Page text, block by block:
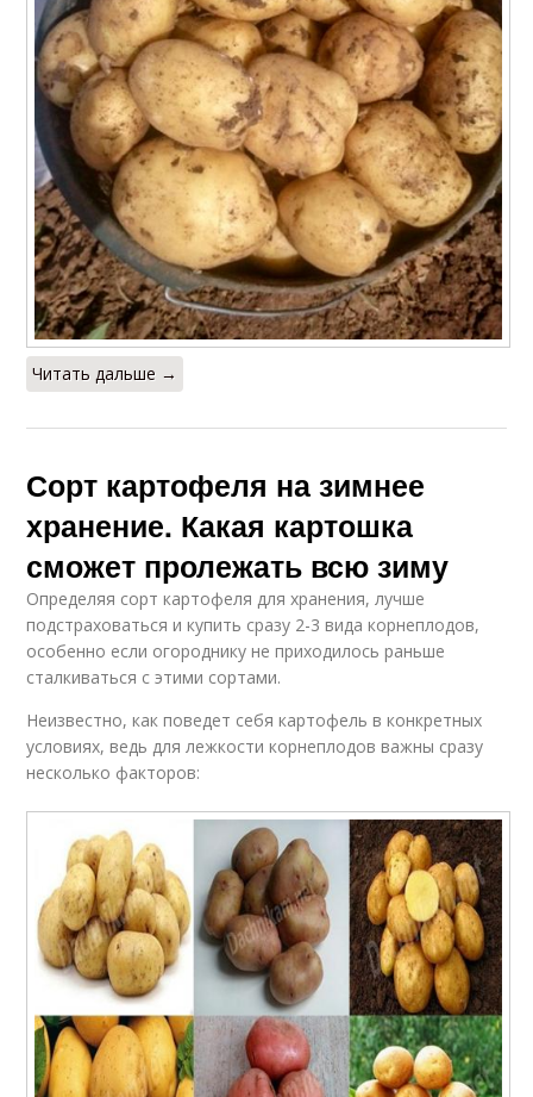
Читать дальше →
Сорт картофеля на зимнее
хранение. Какая картошка
сможет пролежать всю зиму
Определяя сорт картофеля для хранения, лучше
подстраховаться и купить сразу 2-3 вида корнеплодов,
особенно если огороднику не приходилось раньше
сталкиваться с этими сортами.
Неизвестно, как поведет себя картофель в конкретных
условиях, ведь для лежкости корнеплодов важны сразу
несколько факторов: